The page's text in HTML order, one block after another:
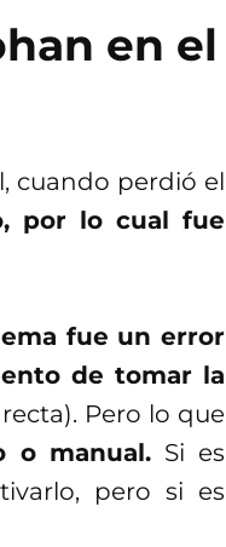
en el
cuando perdió el
por lo cual fue
fue un error
de tomar la
Pero lo que
o manual. Si es
pero si es